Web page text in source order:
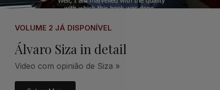
VOLUME 2 JÁ DISPONÍVEL
Álvaro Siza in detail
Video com opinião de Siza »